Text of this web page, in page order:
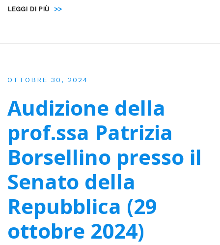
LEGGI DI PIÙ >>
OTTOBRE 30, 2024
Audizione della
prof.ssa Patrizia
Borsellino presso il
Senato della
Repubblica (29
ottobre 2024)